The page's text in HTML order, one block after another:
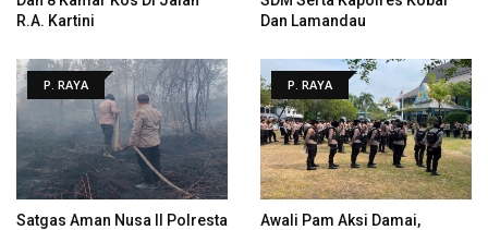
R.A. Kartini
Dan Lamandau
P. RAYA
Satgas Aman Nusa II Polresta
P. RAYA
Awali Pam Aksi Damai,